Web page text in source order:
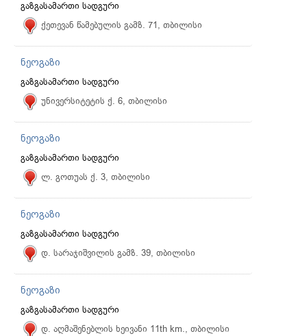
გაზგასამართი სადგური
ქეთევან წამებულის გამზ. 71, თბილისი
ნეოგაზი
გაზგასამართი სადგური
უნივერსიტეტის ქ. 6, თბილისი
ნეოგაზი
გაზგასამართი სადგური
ლ. გოთუას ქ. 3, თბილისი
ნეოგაზი
გაზგასამართი სადგური
დ. სარაჯიშვილის გამზ. 39, თბილისი
ნეოგაზი
გაზგასამართი სადგური
დ. აღმაშენებლის ხეივანი 11th km., თბილისი